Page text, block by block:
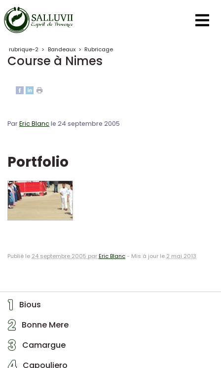
Panneau de gestion des cookies
rubrique-2 > Bandeaux > Rubricage
Course à Nimes
1 Bious
2 Bonne Mere
3 Camargue
Capouliero
ParEric Blanc le 24 septembre 2005
Portfolio
Publié le 24 septembre 2005 parEric Blanc- Mis à jour le 2 mai 2013